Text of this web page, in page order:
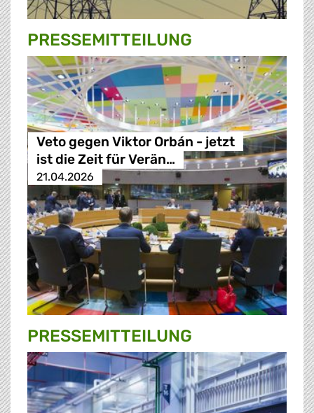
PRESSE­MITTEILUNG
Veto gegen Viktor Orbán - jetzt
ist die Zeit für Verän…
21.04.2026
PRESSE­MITTEILUNG